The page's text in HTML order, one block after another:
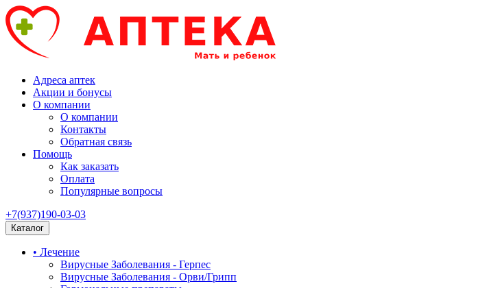
Адреса аптек
Акции и бонусы
О компании
О компании
Контакты
Обратная связь
Помощь
Как заказать
Оплата
Популярные вопросы
+7(937)190-03-03
Каталог
• Лечение
Вирусные Заболевания - Герпес
Вирусные Заболевания - Орви/Грипп